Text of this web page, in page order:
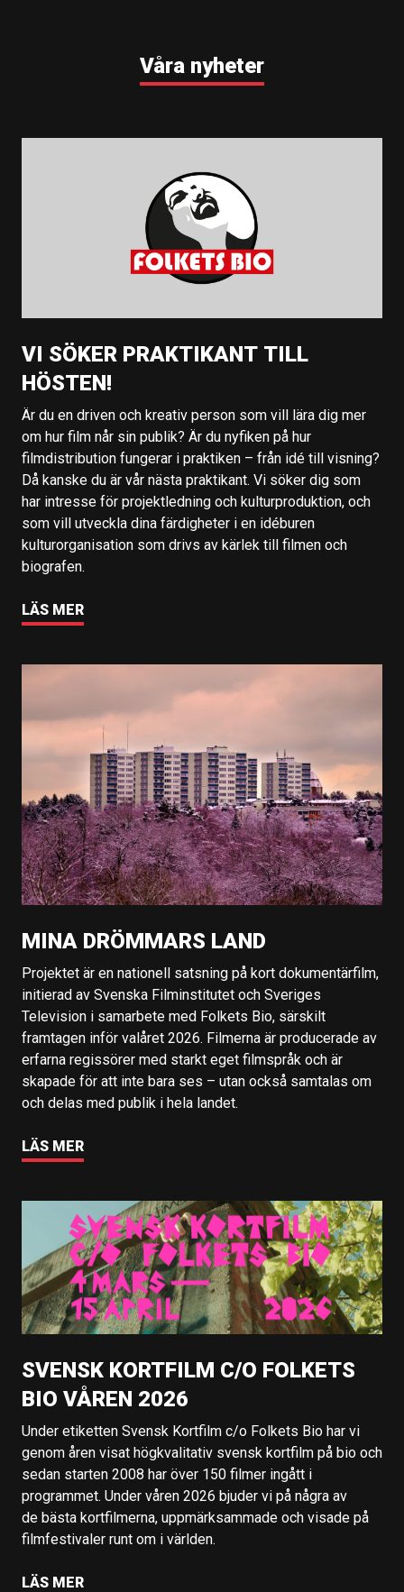
Våra nyheter
VI SÖKER PRAKTIKANT TILL
HÖSTEN!
Är du en driven och kreativ person som vill lära dig mer
om hur film når sin publik? Är du nyfiken på hur
filmdistribution fungerar i praktiken – från idé till visning?
Då kanske du är vår nästa praktikant. Vi söker dig som
har intresse för projektledning och kulturproduktion, och
som vill utveckla dina färdigheter i en idéburen
kulturorganisation som drivs av kärlek till filmen och
biografen.
LÄS MER
MINA DRÖMMARS LAND
Projektet är en nationell satsning på kort dokumentärfilm,
initierad av Svenska Filminstitutet och Sveriges
Television i samarbete med Folkets Bio, särskilt
framtagen inför valåret 2026. Filmerna är producerade av
erfarna regissörer med starkt eget filmspråk och är
skapade för att inte bara ses – utan också samtalas om
och delas med publik i hela landet.
LÄS MER
SVENSK KORTFILM C/O FOLKETS
BIO VÅREN 2026
Under etiketten Svensk Kortfilm c/o Folkets Bio har vi
genom åren visat högkvalitativ svensk kortfilm på bio och
sedan starten 2008 har över 150 filmer ingått i
programmet. Under våren 2026 bjuder vi på några av
de bästa kortfilmerna, uppmärksammade och visade på
filmfestivaler runt om i världen.
LÄS MER